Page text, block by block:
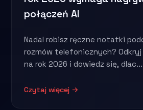
połączeń AI
Nadal robisz ręczne notatki
rozmów telefonicznych?
na rok 2026 i dowiedz się, dlac...
Czytaj więcej →